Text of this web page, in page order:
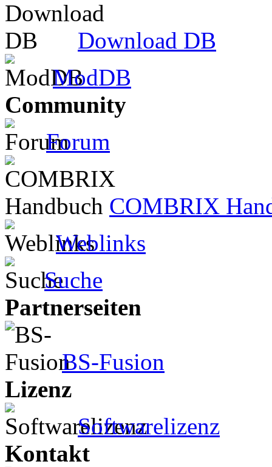
Download DB
ModDB
Community
Forum
COMBRIX
Weblinks
Suche
Partnerseiten
BS-Fusion
Lizenz
Softwarelizenz
Kontakt